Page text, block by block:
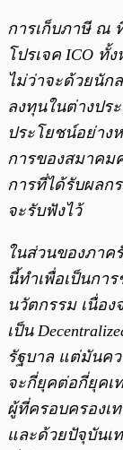
การเก็บภาษี ณ
โปรเจค ICO ทั้
ไม่ว่าจะด้วยนัก
ลงทุนในต่างปร
ประโยชน์อย่าง
การของสมาคม
การที่ได้รับผลก
จะรับฟังไว้
ในส่วนของภาค
นี้ทำเพื่อเป็นกา
นวัตกรรม เนื่อง
เป็น
รัฐบาล แต่มันคว
จะกี่ยุคต่อกี่ยุคเ
ผู้ที่ครอบครองเ
และด้วยปัจุบันเ